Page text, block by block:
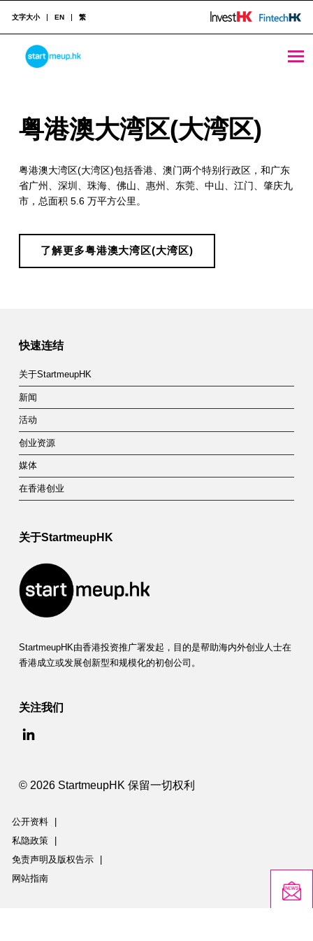
粤港澳大湾区(大湾区) - StartmeupHK
STARTMEUPHK
STARTMEUPHK FESTIVAL IS THE LEADING STARTUP AND INNOVATION CONFERENCE EVENT IN HONG KONG
文字大小 EN 繁
粤
澳
大
湾
区
区
)
粤港澳大湾区(大湾区)
粤港澳大湾区(大湾区)包括香港、澳门两个特别行政区，和广东
省广州、深圳、珠海、佛山、惠州、东莞、中山、江门、肇庆九
市，总面积 5.6 万平方公里。
了解更多粤港澳大湾区(大湾区)
快速连结
关于StartmeupHK
新闻
活动
创业资源
媒体
在香港创业
关于StartmeupHK
StartmeupHK由香港投资推广署发起，目的是帮助海内外创业人士在
香港成立或发展创新型和规模化的初创公司。
关注我们
© 2026 StartmeupHK 保留一切权利
公开资料
私隐政策
免责声明及版权告示
网站指南